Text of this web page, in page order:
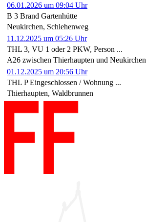
06.01.2026 um 09:04 Uhr
B 3 Brand Gartenhütte
Neukirchen, Schlehenweg
11.12.2025 um 05:26 Uhr
THL 3, VU 1 oder 2 PKW, Person ...
A26 zwischen Thierhaupten und Neukirchen
01.12.2025 um 20:56 Uhr
THL P Eingeschlossen / Wohnung ...
Thierhaupten, Waldbrunnen